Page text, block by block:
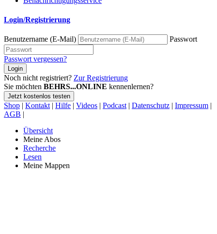
Login/Registrierung
Benutzername (E-Mail) Passwort
Passwort vergessen?
Login
Noch nicht registriert? Zur Registrierung
Sie möchten BEHRS...ONLINE kennenlernen?
Jetzt kostenlos testen
Shop | Kontakt | Hilfe | Videos | Podcast | Datenschutz | Impressum |
AGB |
Übersicht
Meine Abos
Recherche
Lesen
Meine Mappen